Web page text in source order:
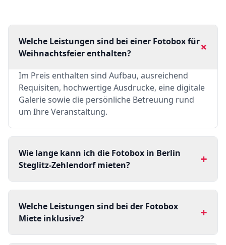
Welche Leistungen sind bei einer Fotobox für
Weihnachtsfeier enthalten?
+
Im Preis enthalten sind Aufbau, ausreichend
Requisiten, hochwertige Ausdrucke, eine digitale
Galerie sowie die persönliche Betreuung rund
um Ihre Veranstaltung.
Wie lange kann ich die Fotobox in Berlin
Steglitz-Zehlendorf mieten?
+
Welche Leistungen sind bei der Fotobox
Miete inklusive?
+